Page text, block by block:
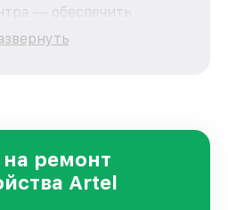
— обеспечить
ремонт для
продукции Artel, вне
повышая
наших
ремонт
Artel